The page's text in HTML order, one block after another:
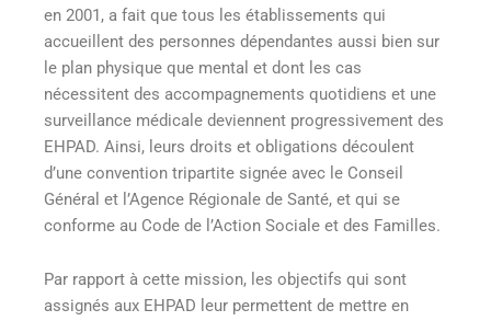
en 2001, a fait que tous les établissements qui
accueillent des personnes dépendantes aussi bien sur
le plan physique que mental et dont les cas
nécessitent des accompagnements quotidiens et une
surveillance médicale deviennent progressivement des
EHPAD. Ainsi, leurs droits et obligations découlent
d’une convention tripartite signée avec le Conseil
Général et l’Agence Régionale de Santé, et qui se
conforme au Code de l’Action Sociale et des Familles.
Par rapport à cette mission, les objectifs qui sont
assignés aux EHPAD leur permettent de mettre en